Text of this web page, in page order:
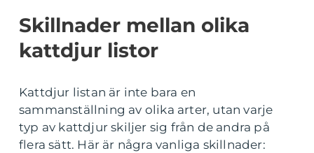
Skillnader mellan olika
kattdjur listor
Kattdjur listan är inte bara en
sammanställning av olika arter, utan varje
typ av kattdjur skiljer sig från de andra på
flera sätt. Här är några vanliga skillnader: